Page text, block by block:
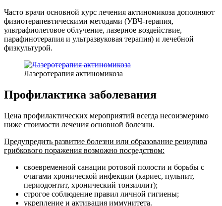
Часто врачи основной курс лечения актиномикоза дополняют
физиотерапевтическими методами (УВЧ-терапия,
ультрафиолетовое облучение, лазерное воздействие,
парафинотерапия и ультразвуковая терапия) и лечебной
физкультурой.
Лазеротерапия актиномикоза
Профилактика заболевания
Цена профилактических мероприятий всегда несоизмеримо
ниже стоимости лечения основной болезни.
Предупредить развитие болезни или образование рецидива
грибкового поражения возможно посредством:
своевременной санации ротовой полости и борьбы с
очагами хронической инфекции (кариес, пульпит,
периодонтит, хронический тонзиллит);
строгое соблюдение правил личной гигиены;
укрепление и активация иммунитета.